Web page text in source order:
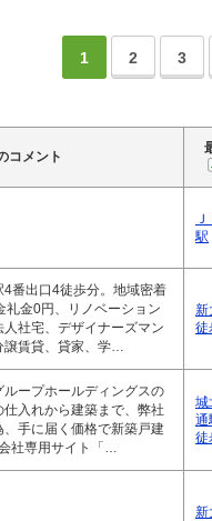
1 2 3
コメント
駅
番出口4徒歩分。地域密着
礼金0円、リノベーション
社宅、デザイナーズマン
譲賃貸、貸家、学…
新
徒
ープホールディングスの
入れから建築まで、弊社
手に届く価格で新築戸建
社専用サイト「…
城
通
徒
新